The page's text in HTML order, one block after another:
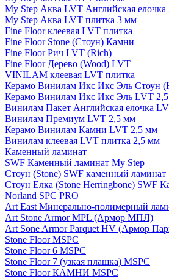
My Step Аква LVT Английская
My Step Аква LVT плитка 3 мм
Fine Floor клеевая LVT плитка
Fine Floor Stone (Стоун) Камни
Fine Floor Рич LVT (Rich)
Fine Floor Дерево (Wood) LVT
VINILAM клеевая LVT плитка
Керамо Винилам Икс Икс Эль Стоун
Керамо Винилам Икс Икс Эль LVT
Винилам Пакет Английская елочка
Винилам Премиум LVT 2,5 мм
Керамо Винилам Камни LVT 2,5 мм
Винилам клеевая LVT плитка 2,5 мм
Каменный ламинат
SWF Каменный ламинат My Step
Стоун (Stone) SWF каменный ламинат
Стоун Елка (Stone Herringbone) SWF
Norland SPC PRO
Art East Минерально-полимерный
Art Stone Armor MPL (Армор МПЛ)
Art Sone Armor Parquet HV (Армор
Stone Floor MSPC
Stone Floor 6 MSPC
Stone Floor 7 (узкая плашка) MSPC
Stone Floor КАМНИ MSPC